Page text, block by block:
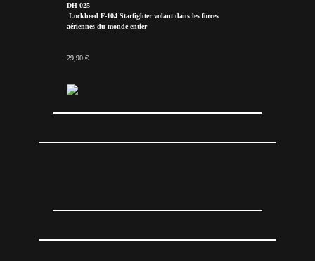
DH-025
Lockheed F-104 Starfighter volant dans les forces
aériennes du monde entier
29,90 €